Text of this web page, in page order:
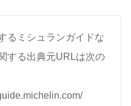
るミシュランガイドな
する出典元URLは次の